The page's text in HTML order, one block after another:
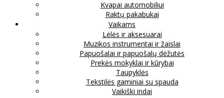
Kvapai automobiliui
Raktų pakabukai
Vaikams
Lėlės ir aksesuarai
Muzikos instrumentai ir žaislai
Papuošalai ir papuošalų dėžutės
Prekės mokyklai ir kūrybai
Taupyklės
Tekstilės gaminiai su spauda
Vaikiški indai